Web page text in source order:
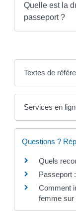
Quelle est la
passeport ?
Textes de
Services en
Questions ?
Quels
Passeport
Comment
femme sur